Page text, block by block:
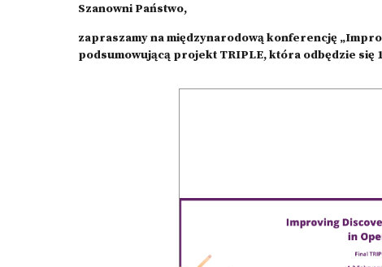
Szanowni Państwo,
zapraszamy na międzynarodową konferencję
podsumowującą projekt TRIPLE, która odbędzie się